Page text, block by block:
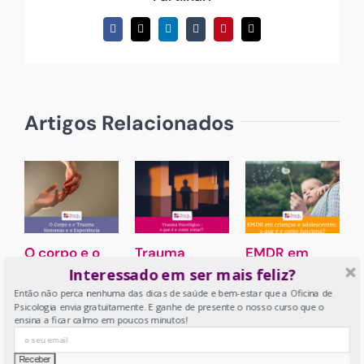
Facebook
X LinkedInTumblrPinterestEmail
(necessário
Artigos Relacionados
O corpo e o
trauma –
Sintomas e a
experiência
28 de Agosto, 2023
Trauma
Psicológico : o
que é e como
tratar?
23 de Agosto, 2023
EMDR em
crianças e
adolescentes:
o que é e
como
Interessado em ser mais feliz?
Então não perca nenhuma das dicas de saúde e bem-estar que a Oficina de
Psicologia envia gratuitamente. E ganhe de presente o nosso curso que o
ensina a ficar calmo em poucos minutos!